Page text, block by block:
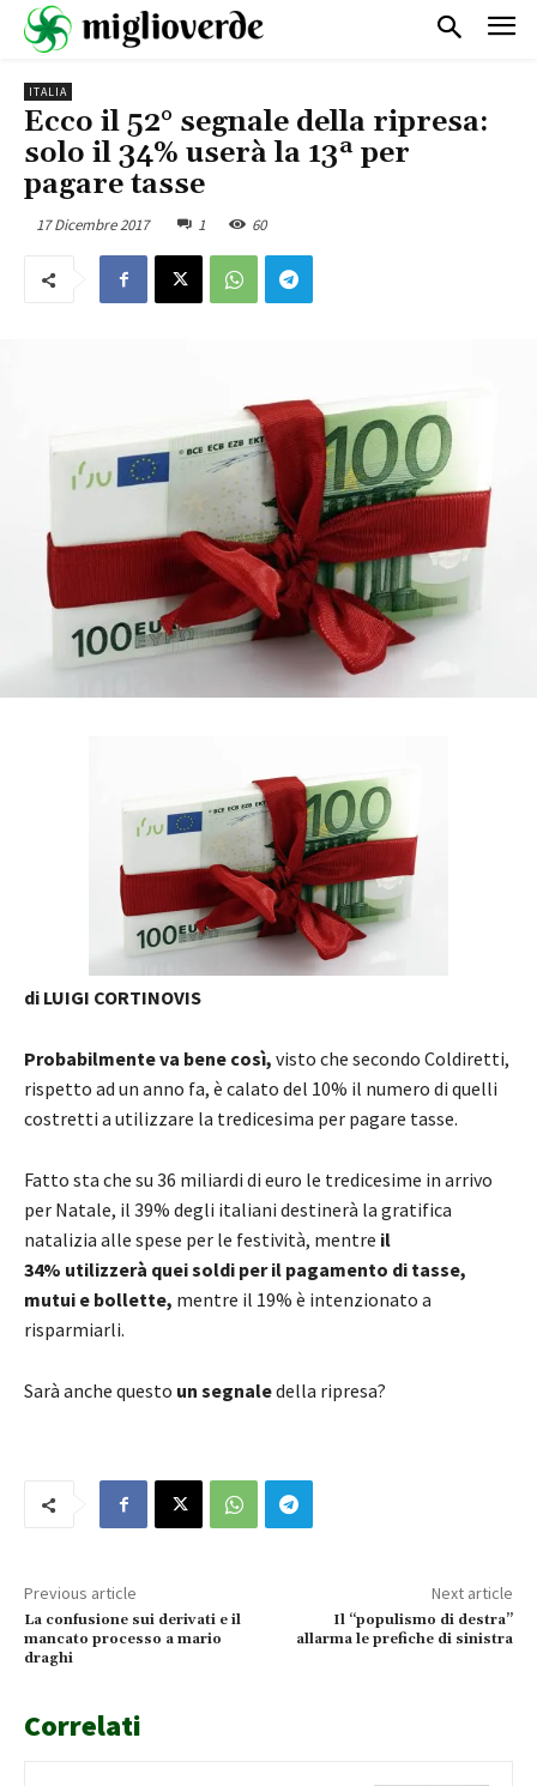
ITALIA
Ecco il 52° segnale della ripresa:
solo il 34% userà la 13ª per
pagare tasse
17 Dicembre 2017 1 60
di LUIGI CORTINOVIS
Probabilmente va bene così, visto che secondo Coldiretti,
rispetto ad un anno fa, è calato del 10% il numero di quelli
costretti a utilizzare la tredicesima per pagare tasse.
Fatto sta che su 36 miliardi di euro le tredicesime in arrivo
per Natale, il 39% degli italiani destinerà la gratifica
natalizia alle spese per le festività, mentre il
34% utilizzerà quei soldi per il pagamento di tasse,
mutui e bollette, mentre il 19% è intenzionato a
risparmiarli.
Sarà anche questo un segnaledella ripresa?
Previous article
La confusione sui derivati e il
mancato processo a mario
draghi
Next article
Il “populismo di destra”
allarma le prefiche di sinistra
Correlati